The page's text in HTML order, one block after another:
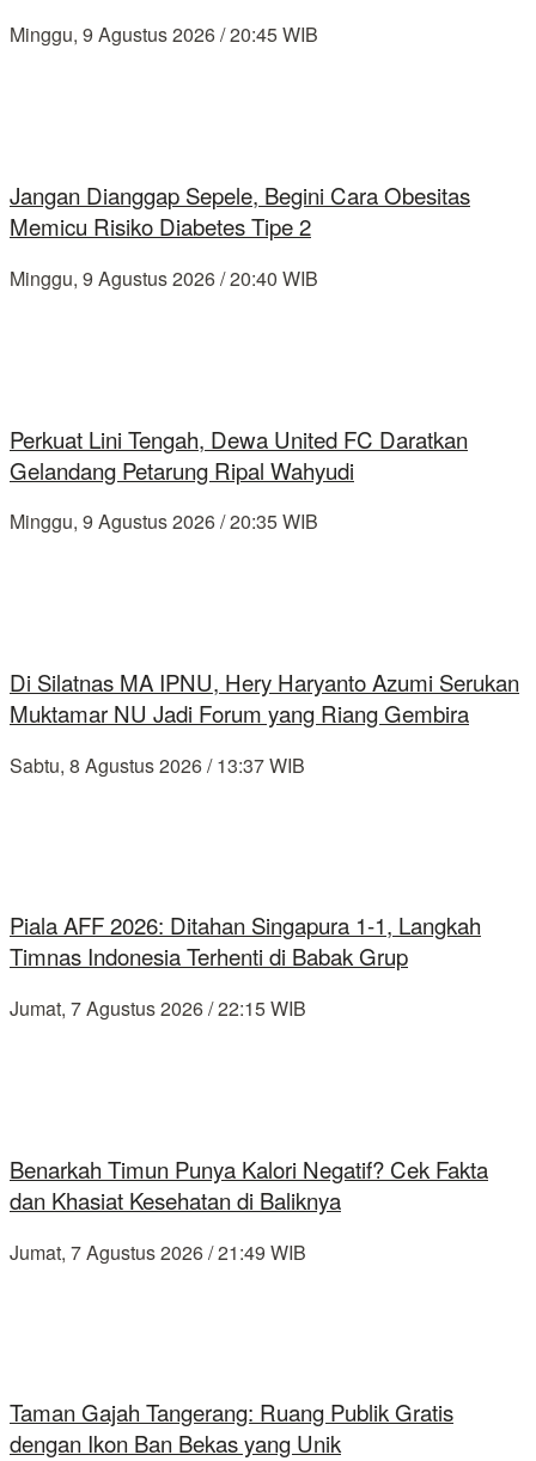
Minggu, 9 Agustus 2026 / 20:45 WIB
Jangan Dianggap Sepele, Begini Cara Obesitas
Memicu Risiko Diabetes Tipe 2
Minggu, 9 Agustus 2026 / 20:40 WIB
Perkuat Lini Tengah, Dewa United FC Daratkan
Gelandang Petarung Ripal Wahyudi
Minggu, 9 Agustus 2026 / 20:35 WIB
Di Silatnas MA IPNU, Hery Haryanto Azumi Serukan
Muktamar NU Jadi Forum yang Riang Gembira
Sabtu, 8 Agustus 2026 / 13:37 WIB
Piala AFF 2026: Ditahan Singapura 1-1, Langkah
Timnas Indonesia Terhenti di Babak Grup
Jumat, 7 Agustus 2026 / 22:15 WIB
Benarkah Timun Punya Kalori Negatif? Cek Fakta
dan Khasiat Kesehatan di Baliknya
Jumat, 7 Agustus 2026 / 21:49 WIB
Taman Gajah Tangerang: Ruang Publik Gratis
dengan Ikon Ban Bekas yang Unik